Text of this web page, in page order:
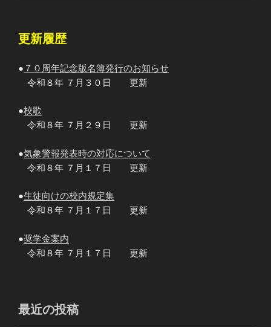
更新履歴
● ７０周年記念版名簿発行のお知らせ
令和８年 ７月３０日 更新
●校歌
令和８年 ７月２９日 更新
●気象警報発表時の対応について
令和８年 ７月１７日 更新
●生徒向けの校内規定集
令和８年 ７月１７日 更新
●奨学金案内
令和８年 ７月１７日 更新
最近の投稿